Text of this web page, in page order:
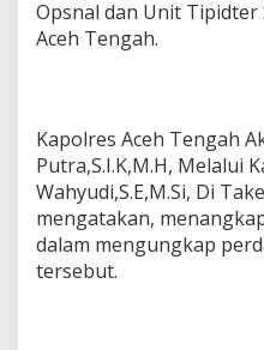
m
a
t
r
a
,
L
Opsnal dan Unit Tipidter
Aceh Tengah.
Kapolres Aceh Tengah
Putra,S.I.K,M.H, Melalui
Wahyudi,S.E,M.Si, Di
mengatakan,
dalam mengungkap
tersebut.